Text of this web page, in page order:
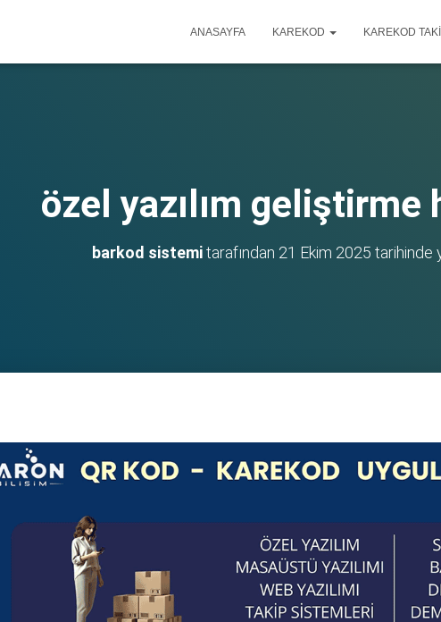
ANASAYFA KAREKOD KAREKOD
özel yazılım geliştirme
barkod sistemitarafından 21 Ekim 2025 tarihinde